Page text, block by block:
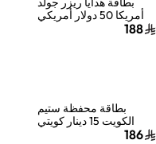
أمريكا 50 دولار أمريكي
إرسال الكود الرقمي188
بطاقة محفظة ستيم
الكويت 15 دينار كويتي
إرسال الكود الرقمي186